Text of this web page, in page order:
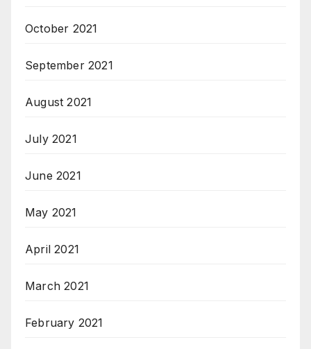
October 2021
September 2021
August 2021
July 2021
June 2021
May 2021
April 2021
March 2021
February 2021